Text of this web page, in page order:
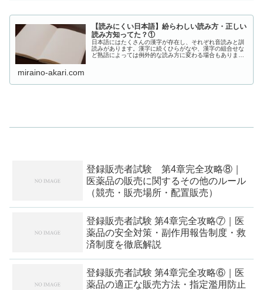
【読みにくい日本語】紛らわしい読み方・正しい
読み方知ってた？①
日本語にはたくさんの漢字が存在し、それぞれ音読みと訓
読みがあります。漢字に続くひらがなや、漢字の組合せな
ど熟語によっては例外的な読み方に変わる場合もありま
miraino-akari.com
登録販売者試験 第4章完全攻略⑧｜
医薬品の販売に関するその他のルール
（競売・販売場所・配置販売）
登録販売者試験 第4章完全攻略⑦｜医
薬品の安全対策・副作用報告制度・救
済制度を徹底解説
登録販売者試験 第4章完全攻略⑥｜医
薬品の適正な販売方法・指定濫用防止